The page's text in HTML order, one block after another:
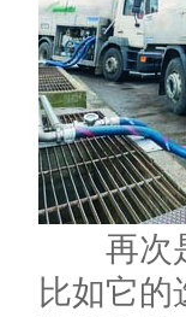
再次是
比如它